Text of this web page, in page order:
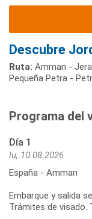
Descubre
Ruta: Amman -
Pequeña Petra -
Programa del
Día 1
lu, 10.08.2026
España - Amman
Embarque y salida
Trámites de visado.